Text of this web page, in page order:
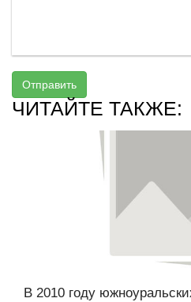
Отправить
ЧИТАЙТЕ ТАКЖЕ:
В 2010 году